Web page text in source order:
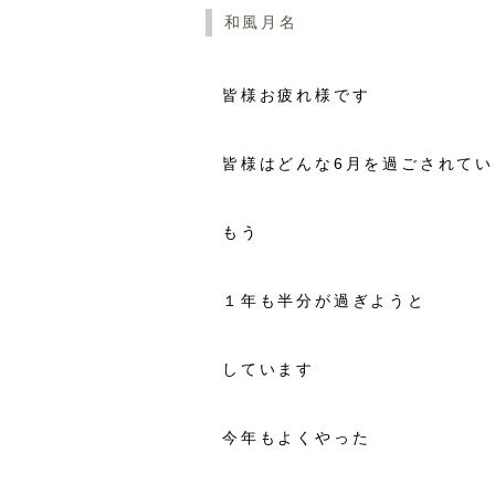
和風月名
皆様お疲れ様です
皆様はどんな6月を過ごされてい
もう
１年も半分が過ぎようと
しています
今年もよくやった